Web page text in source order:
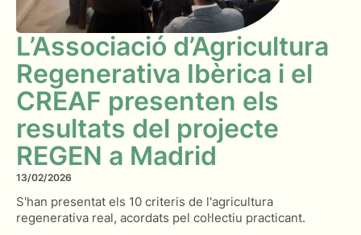
L’Associació d’Agricultura
Regenerativa Ibèrica i el
CREAF presenten els
resultats del projecte
REGEN a Madrid
13/02/2026
S'han presentat els 10 criteris de l'agricultura
regenerativa real, acordats pel col·lectiu practicant.